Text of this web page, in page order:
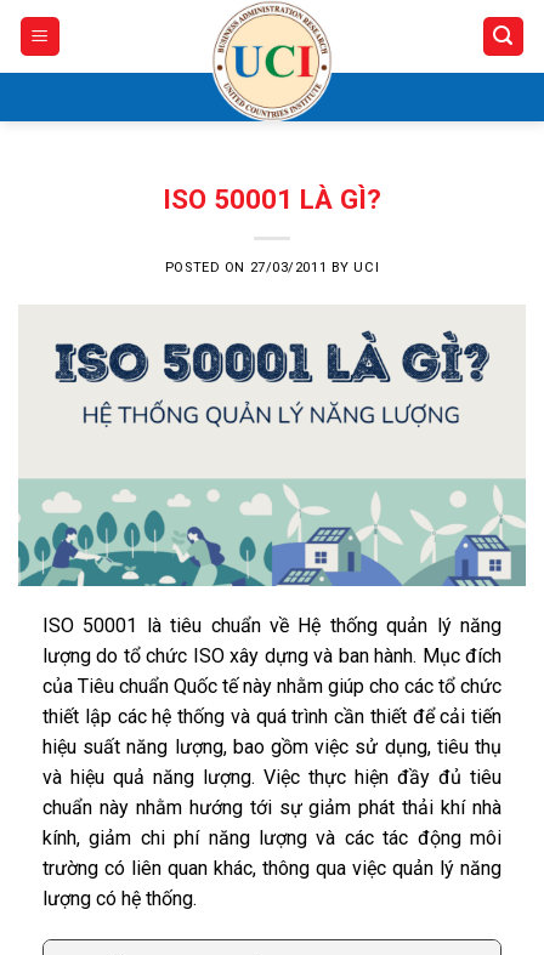
Skip
content
ISO 50001 LÀ GÌ?
POSTED ON 27/03/2011 BYUCI
ISO 50001 là tiêu chuẩn về Hệ thống quản lý năng
lượng do tổ chức ISO xây dựng và ban hành. Mục đích
của Tiêu chuẩn Quốc tế này nhằm giúp cho các tổ chức
thiết lập các hệ thống và quá trình cần thiết để cải tiến
hiệu suất năng lượng, bao gồm việc sử dụng, tiêu thụ
và hiệu quả năng lượng. Việc thực hiện đầy đủ tiêu
chuẩn này nhằm hướng tới sự giảm phát thải khí nhà
kính, giảm chi phí năng lượng và các tác động môi
trường có liên quan khác, thông qua việc quản lý năng
lượng có hệ thống.